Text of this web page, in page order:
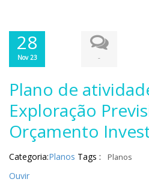
28
Nov 23 -
Plano de
Exploração
Orçamento
Categoria:Planos Tags : Planos
Ouvir